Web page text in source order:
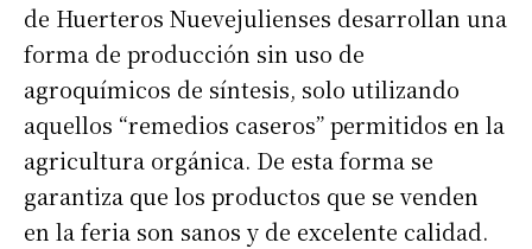
de Huerteros Nuevejulienses desarrollan una
forma de producción sin uso de
agroquímicos de síntesis, solo utilizando
aquellos “remedios caseros” permitidos en la
agricultura orgánica. De esta forma se
garantiza que los productos que se venden
en la feria son sanos y de excelente calidad.